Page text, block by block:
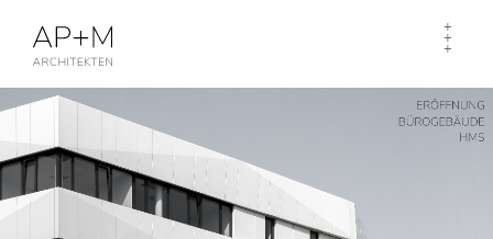
Toggle
+
+
+